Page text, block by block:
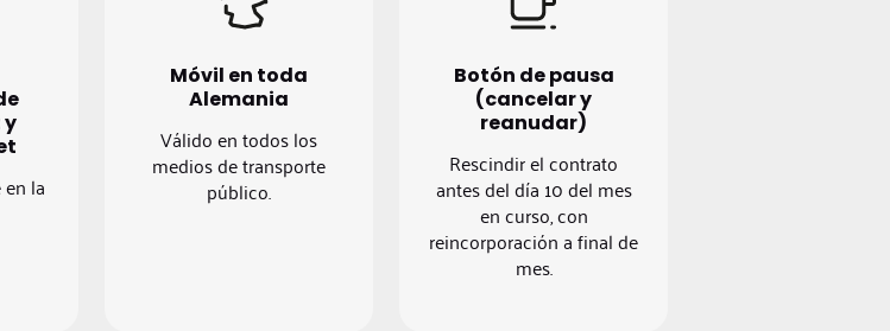
y
la
Móvil en toda
Alemania
Válido en todos los
medios de transporte
público.
Botón de pausa
(cancelar y
reanudar)
Rescindir el contrato
antes del día 10 del mes
en curso, con
reincorporación a final de
mes.